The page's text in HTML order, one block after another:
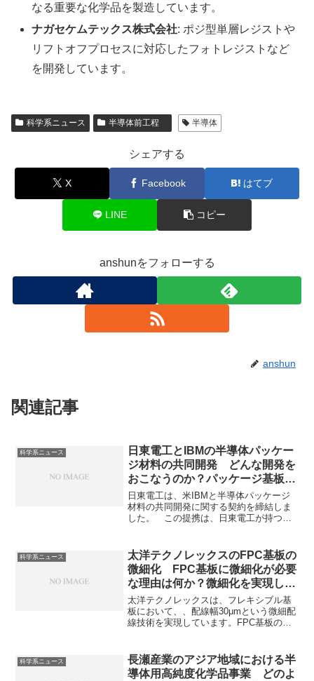
なる重要な化学品を製造しています。
ナガセケムテックス株式会社: ポジ型単層レジストや
リフトオフプロセスに対応したフォトレジストなど
を開発しています。
科学系ニュース 半導体前工程 半導体
シェアする
X Facebook はてブ
LINE コピー
anshunをフォローする
anshun
関連記事
科学系ニュース
日東電工とIBMの半導体パッケー
ジ材料の共同開発 どんな開発を
おこなうのか？パッケージ基板の
熱膨張や反りの軽減が重要な理由
は？
日東電工は、米IBMと半導体パッケージ
材料の共同開発に関する契約を締結しま
した。 この提携は、日東電工が持つ高
合わせることで、基板材料の反りや熱膨
張などの課題を解決しようとするもので
す。どのような開発を行うのか、熱膨張
や反りが起きる要因と対策方法を知るこ
とができます。
科学系ニュース
太洋テクノレックスのFPC基板の
微細化 FPC基板に微細化が必要
な理由は何か？微細化を実現した
方法は？
太洋テクノレックスは、フレキシブル基
板において、、配線幅30μmという微細配
線技術を実現しています。FPC基板の特
科学系ニュース
長瀬産業のアジア地域における半
導体用高純度化学品事業 どのよ